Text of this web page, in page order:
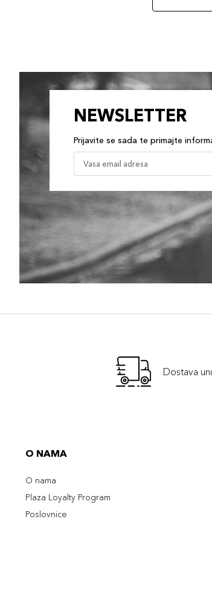
NEWSLETTER
Prijavite se sada te primajte
Dostava
O NAMA
O nama
Plaza Loyalty Program
Poslovnice